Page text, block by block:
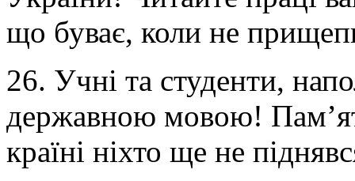
що буває, коли не
26. Учні та студенти,
державною мовою!
країні ніхто ще не